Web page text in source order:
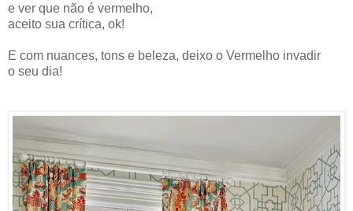
e ver que não é vermelho,
aceito sua crítica, ok!
E com nuances, tons e beleza, deixo o Vermelho invadir
o seu dia!